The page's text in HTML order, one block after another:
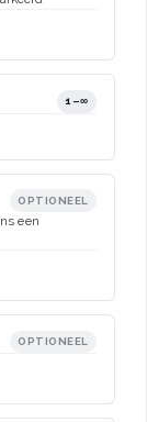
1–∞
OPTIONEEL
een
OPTIONEEL